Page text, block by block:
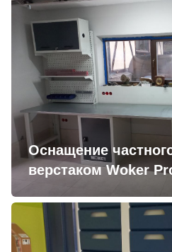
Оснащение
верстаком Woker